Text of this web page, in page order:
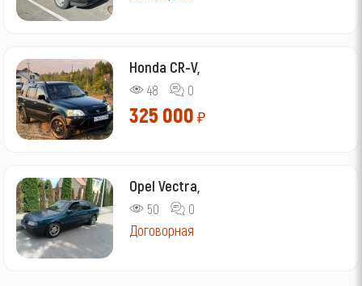
Honda CR-V,
48 0
325 000 ₽
Opel Vectra,
50 0
Договорная